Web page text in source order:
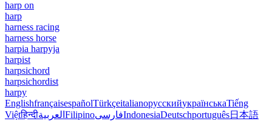
harp on
harp
harness racing
harness horse
harpia harpyja
harpist
harpsichord
harpsichordist
harpy
EnglishfrançaisespañolTürkçeitalianoрусскийукраїнськаTiếng
Việtहिन्दीالعربية FilipinoفارسیIndonesiaDeutschportuguês日本語